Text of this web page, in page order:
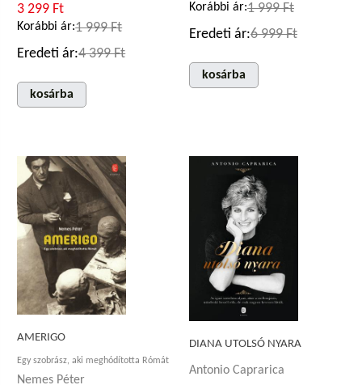
3 299 Ft
Korábbi ár:1 999 Ft
Eredeti ár:4 399 Ft
kosárba
Korábbi ár:1 999 Ft
Eredeti ár:6 999 Ft
kosárba
AMERIGO
Egy szobrász, aki meghódította Rómát
Nemes Péter
DIANA UTOLSÓ NYARA
Antonio Caprarica